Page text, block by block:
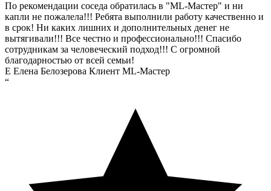
По рекомендации соседа обратилась в "ML-Мастер" и ни
капли не пожалела!!! Ребята выполнили работу качественно и
в срок! Ни каких лишних и дополнительных денег не
вытягивали!!! Все честно и профессионально!!! Спасибо
сотрудникам за человеческий подход!!! С огромной
благодарностью от всей семьи!
Е Елена Белозерова Клиент ML-Мастер
“